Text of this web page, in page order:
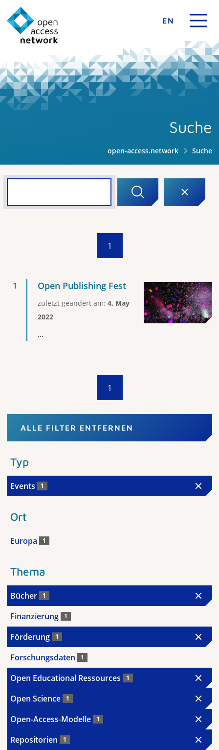
EN
Suche
open-access.network Suche
1
Open Publishing Fest
zuletzt geändert am: 4. May
2022
...
1
ALLE FILTER ENTFERNEN
Typ
Events 1
Ort
Europa 1
Thema
Bücher 1
Finanzierung 1
Förderung 1
Forschungsdaten 1
Open Educational Ressources 1
Open Science 1
Open-Access-Modelle 1
Repositorien 1